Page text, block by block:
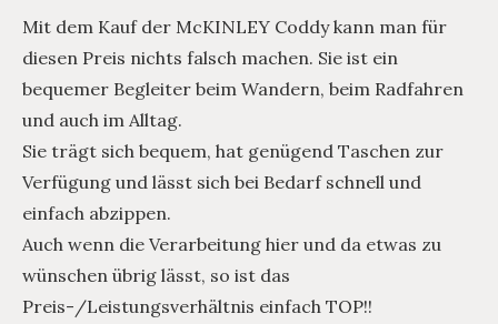
Mit dem Kauf der McKINLEY Coddy kann man für
diesen Preis nichts falsch machen. Sie ist ein
bequemer Begleiter beim Wandern, beim Radfahren
und auch im Alltag.
Sie trägt sich bequem, hat genügend Taschen zur
Verfügung und lässt sich bei Bedarf schnell und
einfach abzippen.
Auch wenn die Verarbeitung hier und da etwas zu
wünschen übrig lässt, so ist das
Preis-/Leistungsverhältnis einfach TOP!!